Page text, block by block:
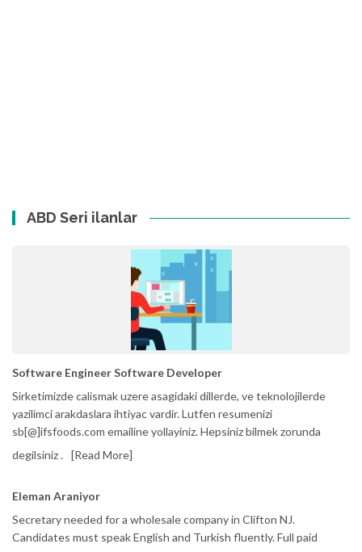
ABD Seri ilanlar
Software Engineer Software Developer
Sirketimizde calismak uzere asagidaki dillerde, ve teknolojilerde
yazilimci arakdaslara ihtiyac vardir. Lutfen resumenizi
sb[@]ifsfoods.com emailine yollayiniz. Hepsiniz bilmek zorunda
degilsiniz . [Read More]
Eleman Araniyor
Secretary needed for a wholesale company in Clifton NJ.
Candidates must speak English and Turkish fluently. Full paid